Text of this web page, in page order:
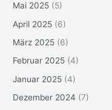
Mai 2025 (5)
April 2025 (6)
März 2025 (6)
Februar 2025 (4)
Januar 2025 (4)
Dezember 2024 (7)